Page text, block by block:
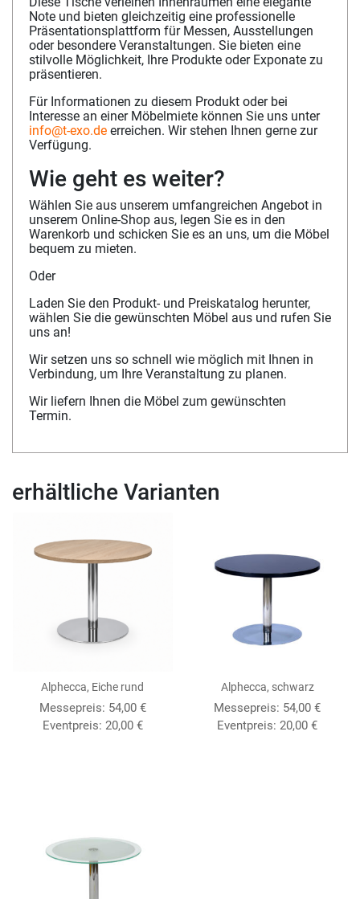
Note und bieten gleichzeitig eine professionelle
Präsentationsplattform für Messen, Ausstellungen
oder besondere Veranstaltungen. Sie bieten eine
stilvolle Möglichkeit, Ihre Produkte oder Exponate zu
präsentieren.
Für Informationen zu diesem Produkt oder bei
Interesse an einer Möbelmiete können Sie uns unter
info@t-exo.de erreichen. Wir stehen Ihnen gerne zur
Verfügung.
Wie geht es weiter?
Wählen Sie aus unserem umfangreichen Angebot in
unserem Online-Shop aus, legen Sie es in den
Warenkorb und schicken Sie es an uns, um die Möbel
bequem zu mieten.
Oder
Laden Sie den Produkt- und Preiskatalog herunter,
wählen Sie die gewünschten Möbel aus und rufen Sie
uns an!
Wir setzen uns so schnell wie möglich mit Ihnen in
Verbindung, um Ihre Veranstaltung zu planen.
Wir liefern Ihnen die Möbel zum gewünschten
Termin.
erhältliche Varianten
Alphecca, Eiche rund
Messepreis: 54,00 €
Eventpreis: 20,00 €
Alphecca, schwarz
Messepreis: 54,00€
Eventpreis:20,00€